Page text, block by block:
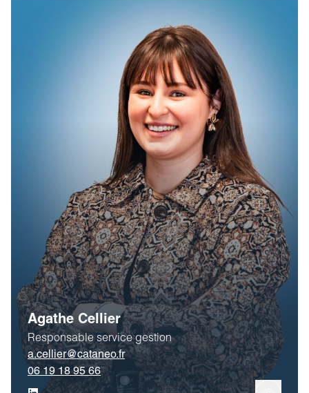
Agathe Cellier
Responsable service gestion
a.cellier@cataneo.fr
06 19 18 95 66